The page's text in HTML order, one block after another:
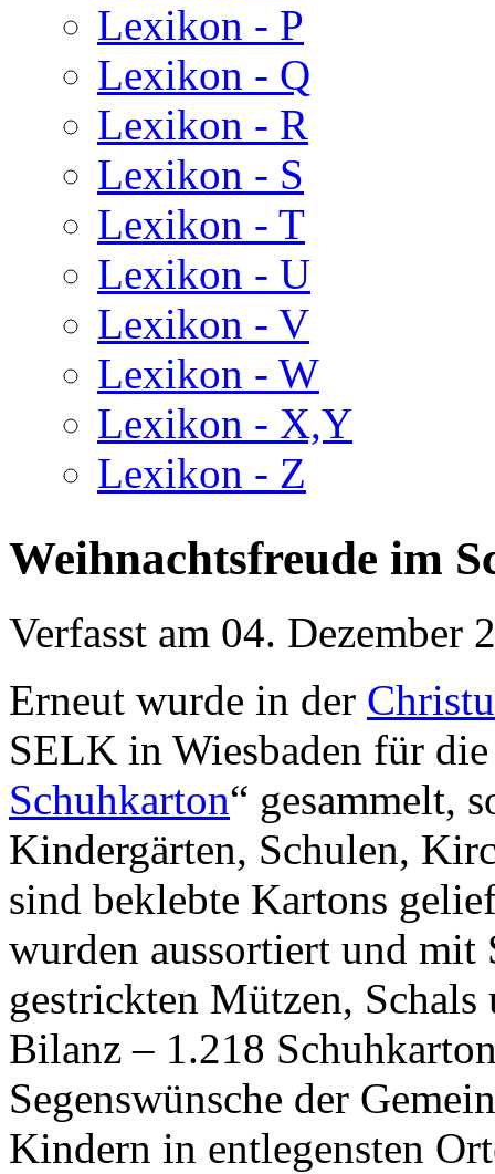
Lexikon - P
Lexikon - Q
Lexikon - R
Lexikon - S
Lexikon - T
Lexikon - U
Lexikon - V
Lexikon - W
Lexikon - X,Y
Lexikon - Z
Weihnachtsfreude im
Verfasst am 04. Dezember
Erneut wurde in der
SELK in Wiesbaden für
Schuhkarton“ gesammelt,
Kindergärten, Schulen,
sind beklebte Kartons
wurden aussortiert und mit
gestrickten Mützen, Schals
Bilanz – 1.218
Segenswünsche der
Kindern in entlegensten